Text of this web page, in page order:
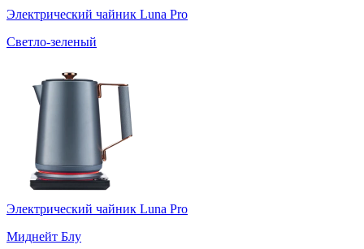
Электрический чайник Luna Pro
Светло-зеленый
Электрический чайник Luna Pro
Миднейт Блу